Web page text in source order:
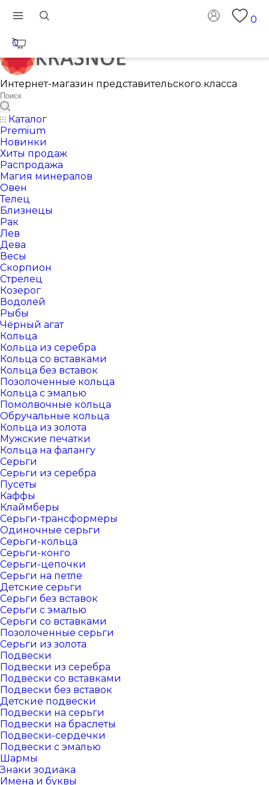
0
0
Интернет-магазин представительского класса
Каталог
Premium
Новинки
Хиты продаж
Распродажа
Магия минералов
Овен
Телец
Близнецы
Рак
Лев
Дева
Весы
Скорпион
Стрелец
Козерог
Водолей
Рыбы
Чёрный агат
Кольца
Кольца из серебра
Кольца со вставками
Кольца без вставок
Позолоченные кольца
Кольца с эмалью
Помолвочные кольца
Обручальные кольца
Кольца из золота
Мужские печатки
Кольца на фалангу
Серьги
Серьги из серебра
Пусеты
Каффы
Клаймберы
Серьги-трансформеры
Одиночные серьги
Серьги-кольца
Серьги-конго
Серьги-цепочки
Серьги на петле
Детские серьги
Серьги без вставок
Серьги с эмалью
Серьги со вставками
Позолоченные серьги
Серьги из золота
Подвески
Подвески из серебра
Подвески со вставками
Подвески без вставок
Детские подвески
Подвески на серьги
Подвески на браслеты
Подвески-сердечки
Подвески с эмалью
Шармы
Знаки зодиака
Имена и буквы